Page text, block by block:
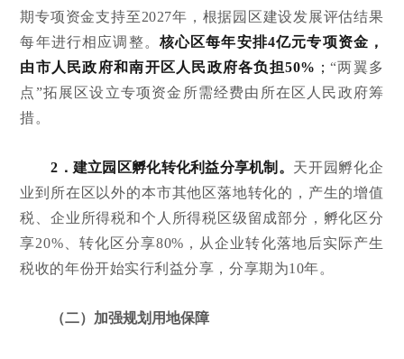
期专项资金支持至2027年，根据园区建设发展评估结果
每年进行相应调整。 核心区每年安排4亿元专项资金，
由市人民政府和南开区人民政府各负担50% ；“两翼多
点”拓展区设立专项资金所需经费由所在区人民政府筹
措。
2．建立园区孵化转化利益分享机制。 天开园孵化企
业到所在区以外的本市其他区落地转化的，产生的增值
税、企业所得税和个人所得税区级留成部分，孵化区分
享20%、转化区分享80%，从企业转化落地后实际产生
税收的年份开始实行利益分享，分享期为10年。
（二）加强规划用地保障